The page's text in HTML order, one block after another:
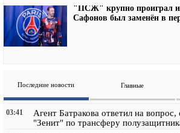
"ПСЖ" крупно проиграл
Сафонов был заменён в
Последние новости Главные
03:41
Агент Батракова ответил на
"Зенит" по трансферу